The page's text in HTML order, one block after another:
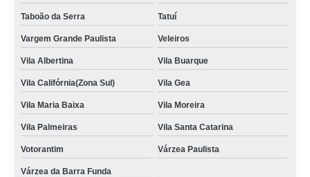
Taboão da Serra Tatuí
Vargem Grande Paulista Veleiros
Vila Albertina Vila Buarque
Vila Califórnia(Zona Sul) Vila Gea
Vila Maria Baixa Vila Moreira
Vila Palmeiras Vila Santa Catarina
Votorantim Várzea Paulista
Várzea da Barra Funda